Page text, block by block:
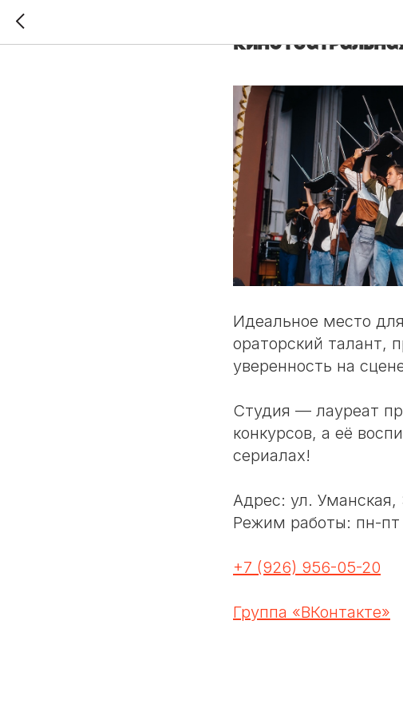
Идеальное место
ораторский талант,
уверенность на
Студия — лауреат
конкурсов, а её
сериалах!
Адрес: ул.
Режим работы: пн-пт
+7 (926) 956-05-20
Группа «ВКонтакте»